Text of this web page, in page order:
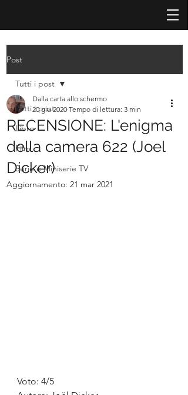
Post
Tutti i post
Libro
Film
Serie e Miniserie TV
Tutti i post
RECENSIONE: L'enigma
della camera 622 (Joel
Dicker)
Dalla carta allo schermo
20 giu 2020 Tempo di lettura: 3 min
Aggiornamento: 21 mar 2021
Voto: 4/5